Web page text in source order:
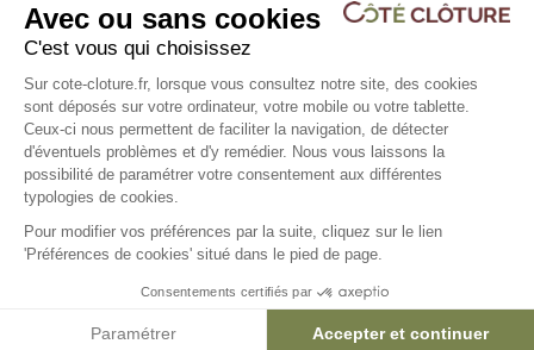
Portail Square
Largeur 3m et 4m
412,40 €
Avec ou sans cookies
C'est vous qui choisissez
Plateforme de Gestion du
Sur cote-cloture.fr, lorsque vous consultez notre site, des cookies
sont déposés sur votre ordinateur, votre mobile ou votre tablette.
Ceux-ci nous permettent de faciliter la navigation, de détecter
d'éventuels problèmes et d'y remédier. Nous vous laissons la
possibilité de paramétrer votre consentement aux différentes
typologies de cookies.
Pour modifier vos préférences par la suite, cliquez sur le lien
'Préférences de cookies' situé dans le pied de page.
Consentements certifiés par
Paramétrer Accepter et continuer
Axeptio consent